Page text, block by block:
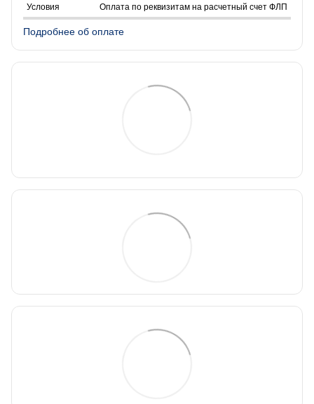
Оплата по реквизитам на расчетный счет ФЛП
Подробнее об оплате